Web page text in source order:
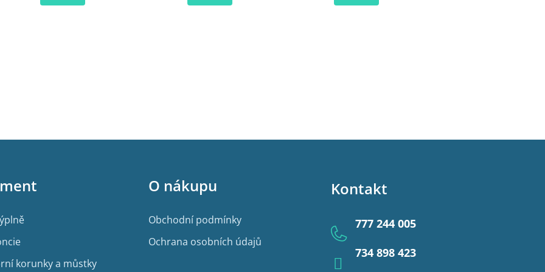
korunky a můstky
O nákupu
Obchodní podmínky
Ochrana osobních údajů
Kontakt
777 244 005
734 898 423